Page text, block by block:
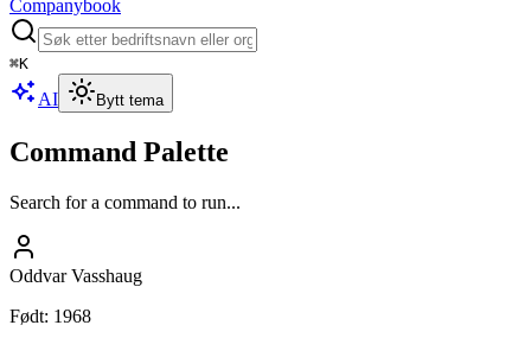
Companybook
⌘K
AI Bytt tema
Command Palette
Search for a command to run...
Oddvar Vasshaug
Født: 1968